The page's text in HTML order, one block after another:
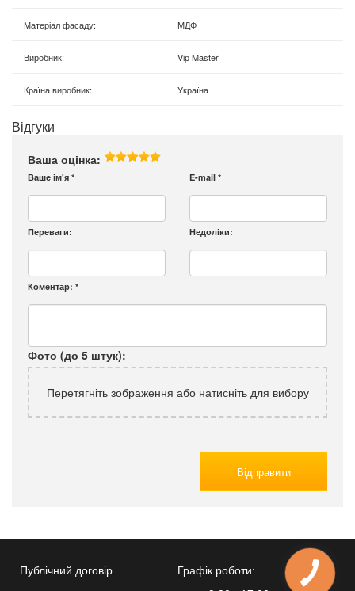
Матеріал фасаду: МДФ
Виробник: Vip Master
Країна виробник: Україна
Відгуки
Ваша оцінка:
Ваше ім'я * E-mail *
Переваги: Недоліки:
Коментар: *
Фото (до 5 штук):
Перетягніть зображення або натисніть для вибору
Відправити
Публічний договір
Графік роботи:
КНОПКА
ЗВ'ЯЗКУ